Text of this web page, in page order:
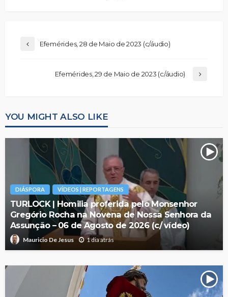
Efemérides, 28 de Maio de 2023 (c/áudio)
Efemérides, 29 de Maio de 2023 (c/áudio)
YOU MIGHT ALSO LIKE
DIÁSPORA VÍDEOS | REPORTAGENS
TURLOCK | Homilia proferida pelo Monsenhor
Gregório Rocha na Novena de Nossa Senhora da
Assunção – 06 de Agosto de 2026 (c/ vídeo)
Mauricio De Jesus 1 dia atrás